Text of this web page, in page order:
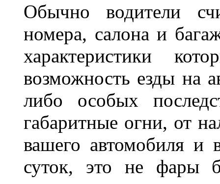
Обычно водители
номера, салона и
характеристики
возможность езды на
либо особых
габаритные огни, от
вашего автомобиля и
суток, это не фары